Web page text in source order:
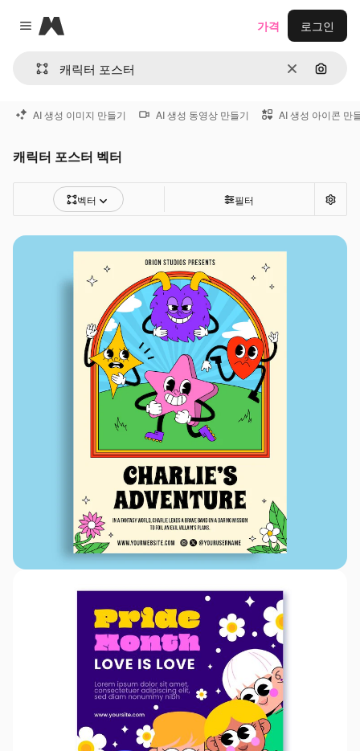
Close menu
Magnific
지우기이미지
가격 로그인
AI 생성 이미지 만들기 AI 생성 동영상 만들기 AI 생성 아이콘 만
캐릭터 포스터 벡터
벡터 필터